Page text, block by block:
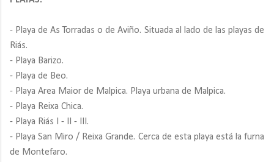
- Playa de As Torradas o de Aviño. Situada al lado de las playas de
Riás.
- Playa Barizo.
- Playa de Beo.
- Playa Area Maior de Malpica. Playa urbana de Malpica.
- Playa Reixa Chica.
- Playa Riás I - II - III.
- Playa San Miro / Reixa Grande. Cerca de esta playa está la furna
de Montefaro.